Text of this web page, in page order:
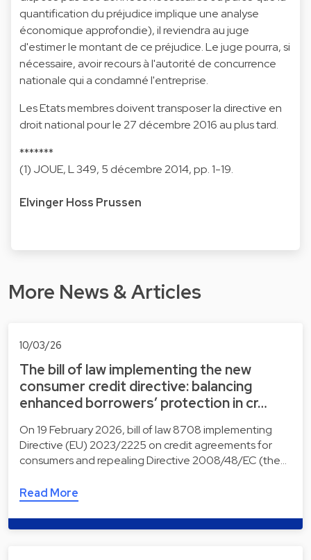
quantification du préjudice implique une analyse
économique approfondie), il reviendra au juge
d'estimer le montant de ce préjudice. Le juge pourra, si
nécessaire, avoir recours à l'autorité de concurrence
nationale qui a condamné l'entreprise.
Les Etats membres doivent transposer la directive en
droit national pour le 27 décembre 2016 au plus tard.
*******
(1) JOUE, L 349, 5 décembre 2014, pp. 1-19.
Elvinger Hoss Prussen
More News & Articles
10/03/26
The bill of law implementing the new
consumer credit directive: balancing
enhanced borrowers’ protection in cr…
On 19 February 2026, bill of law 8708 implementing
Directive (EU) 2023/2225 on credit agreements for
consumers and repealing Directive 2008/48/EC (the…
Read More